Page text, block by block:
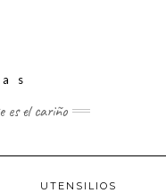
es el cariño
UTENSILIOS